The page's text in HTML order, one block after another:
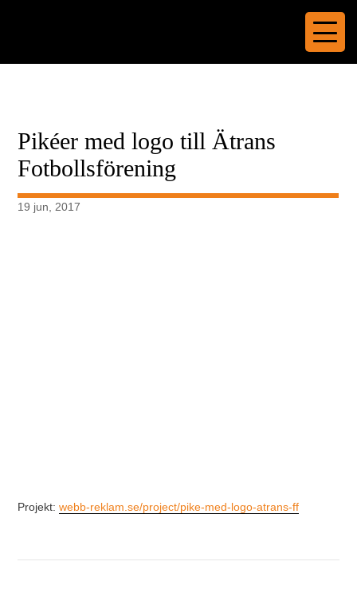
Pikéer med logo till Ätrans
Fotbollsförening
19 jun, 2017
Projekt:webb-reklam.se/project/pike-med-logo-atrans-ff